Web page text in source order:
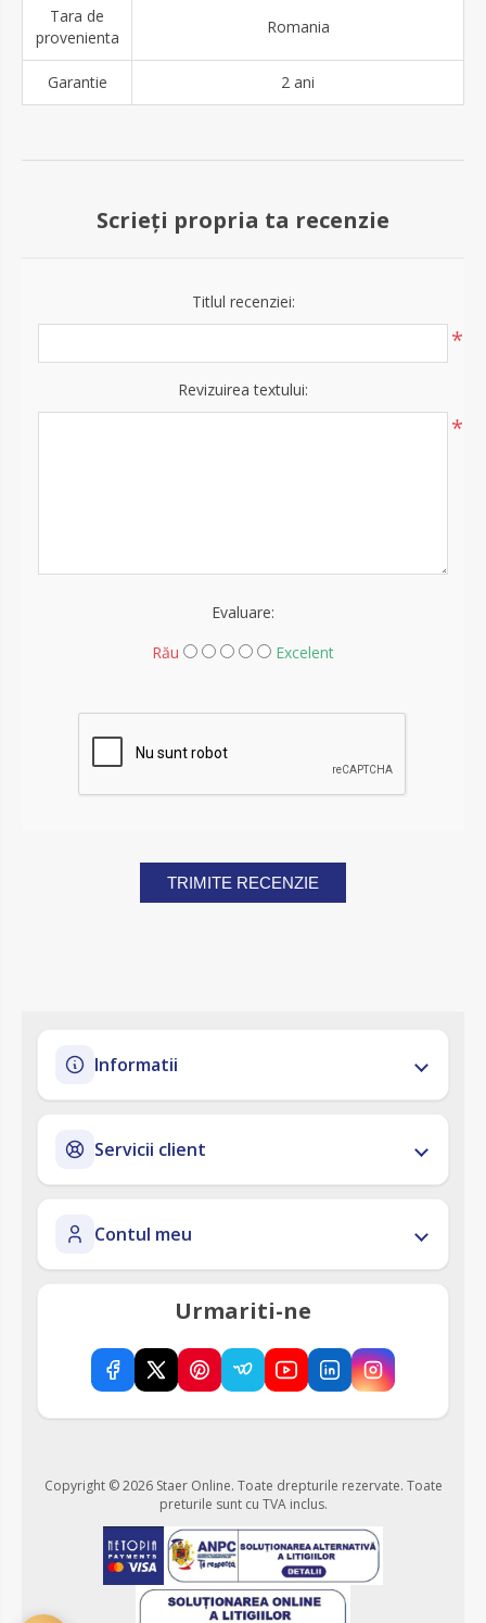
Tara de
provenienta
Romania
Garantie 2 ani
Scrieți propria ta recenzie
Titlul recenziei:
*
Revizuirea textului:
*
Evaluare:
Rău
Excelent
TRIMITE RECENZIE
Informatii
Servicii client
Contul meu
Urmariti-ne
Copyright © 2026 Staer Online. Toate drepturile rezervate. Toate
preturile sunt cu TVA inclus.